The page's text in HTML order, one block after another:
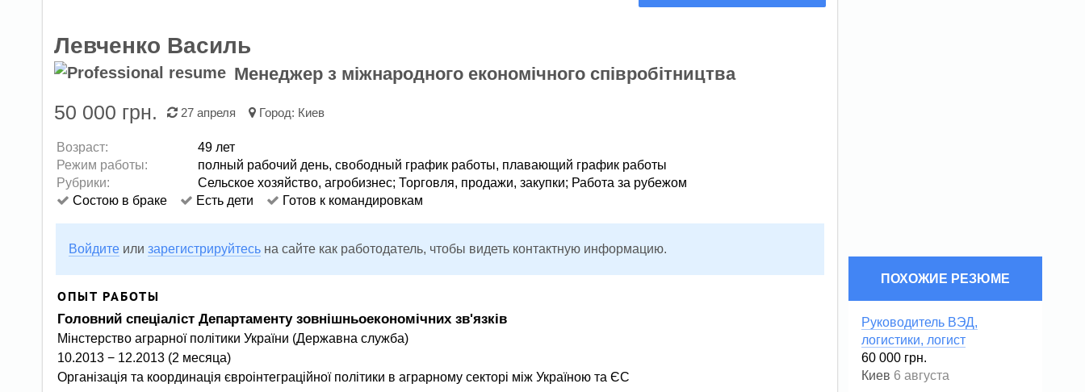
Левченко Василь
Менеджер з міжнародного економічного співробітництва
50 000 грн. 27 апреля Город: Киев
Возраст:
49 лет
Режим работы:
полный рабочий день, свободный график работы, плавающий график работы
Рубрики:
Сельское хозяйство, агробизнес; Торговля, продажи, закупки; Работа за рубежом
Состою в браке
Есть дети Готов к командировкам
Войдите или зарегистрируйтесь на сайте как работодатель, чтобы видеть контактную информацию.
ОПЫТ РАБОТЫ
Головний спеціаліст Департаменту зовнішньоекономічних зв'язків
Мінстерство аграрної політики України (Державна служба)
10.2013 − 12.2013 (2 месяца)
Організація та координація євроінтеграційної політики в аграрному секторі між Україною та ЄС
ПОХОЖИЕ РЕЗЮМЕ
Руководитель ВЭД,
логистики, логист
60 000 грн.
Киев 6 августа